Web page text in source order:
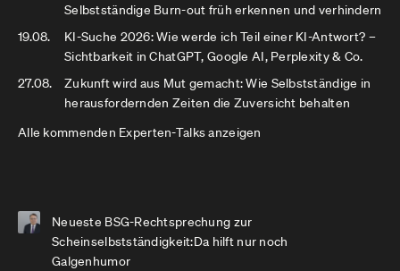
Selbstständige Burn-out früh erkennen und verhindern
19.08.
KI-Suche 2026: Wie werde ich Teil einer KI-Antwort? –
Sichtbarkeit in ChatGPT, Google AI, Perplexity & Co.
27.08.
Zukunft wird aus Mut gemacht: Wie Selbstständige in
herausfordernden Zeiten die Zuversicht behalten
Alle kommenden Experten-Talks anzeigen
Neueste BSG-Rechtsprechung zur
Scheinselbstständigkeit:Da hilft nur noch
Galgenhumor